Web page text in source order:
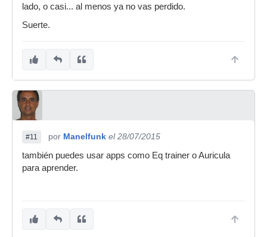
lado, o casi... al menos ya no vas perdido.
Suerte.
#11 por Manelfunk el 28/07/2015
también puedes usar apps como Eq trainer o Auricula
para aprender.